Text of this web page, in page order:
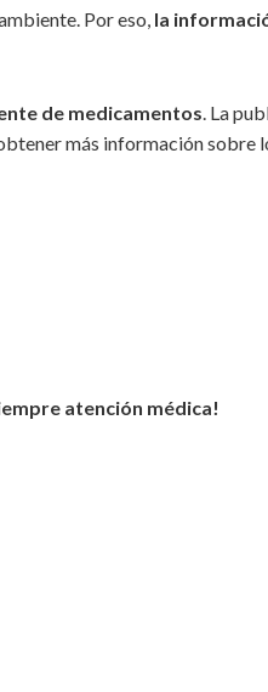
Por eso, la
de medicamentos. La
más información sobre
atención médica!